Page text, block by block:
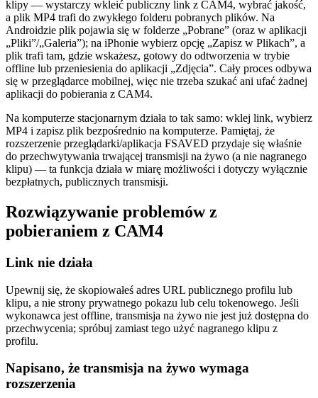
klipy — wystarczy wkleić publiczny link z CAM4, wybrać jakość,
a plik MP4 trafi do zwykłego folderu pobranych plików. Na
Androidzie plik pojawia się w folderze „Pobrane” (oraz w aplikacji
„Pliki”/„Galeria”); na iPhonie wybierz opcję „Zapisz w Plikach”, a
plik trafi tam, gdzie wskażesz, gotowy do odtworzenia w trybie
offline lub przeniesienia do aplikacji „Zdjęcia”. Cały proces odbywa
się w przeglądarce mobilnej, więc nie trzeba szukać ani ufać żadnej
aplikacji do pobierania z CAM4.
Na komputerze stacjonarnym działa to tak samo: wklej link, wybierz
MP4 i zapisz plik bezpośrednio na komputerze. Pamiętaj, że
rozszerzenie przeglądarki/aplikacja FSAVED przydaje się właśnie
do przechwytywania trwającej transmisji na żywo (a nie nagranego
klipu) — ta funkcja działa w miarę możliwości i dotyczy wyłącznie
bezpłatnych, publicznych transmisji.
Rozwiązywanie problemów z
pobieraniem z CAM4
Link nie działa
Upewnij się, że skopiowałeś adres URL publicznego profilu lub
klipu, a nie strony prywatnego pokazu lub celu tokenowego. Jeśli
wykonawca jest offline, transmisja na żywo nie jest już dostępna do
przechwycenia; spróbuj zamiast tego użyć nagranego klipu z
profilu.
Napisano, że transmisja na żywo wymaga
rozszerzenia